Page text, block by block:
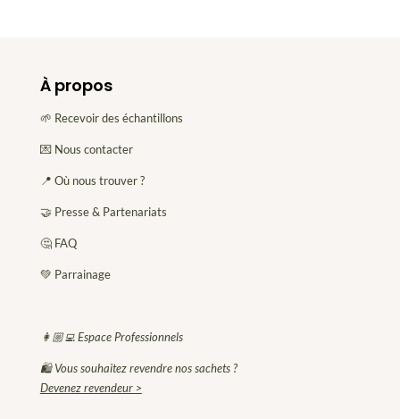
À propos
🌱 Recevoir des échantillons
💌 Nous contacter
📍 Où nous trouver ?
🤝 Presse & Partenariats
🤔 FAQ
💚 Parrainage
👩🏼‍💻 Espace Professionnels
🛍 Vous souhaitez revendre nos sachets ?
Devenez revendeur >